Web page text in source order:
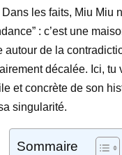
les faits, Miu Miu
: c’est une
autour de la
décalée. Ici, tu
et concrète de son
singularité.
Sommaire